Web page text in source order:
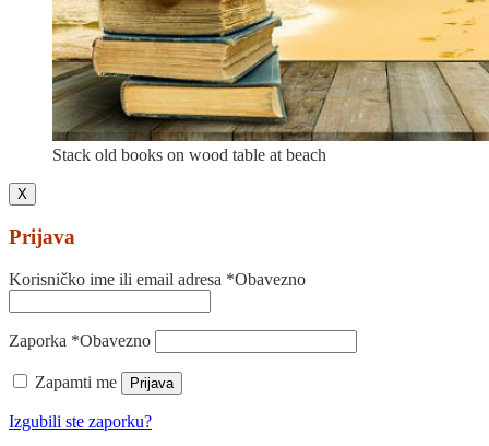
Stack old books on wood table at beach
X
Prijava
Korisničko ime ili email adresa *Obavezno
Zaporka *Obavezno
Zapamti me Prijava
Izgubili ste zaporku?